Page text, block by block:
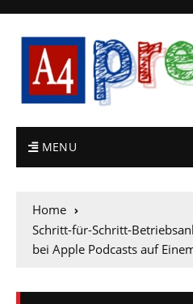
MENU
Home
Schritt-für-Schritt-
bei Apple Podcasts auf